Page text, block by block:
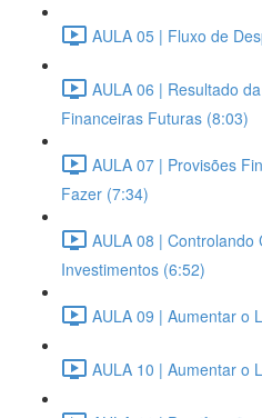
AULA 05 | Fluxo de
AULA 06 | Resultado
Financeiras Futuras (8:03)
AULA 07 | Provisões
Fazer (7:34)
AULA 08 | Controlando
Investimentos (6:52)
AULA 09 | Aumentar o
AULA 10 | Aumentar o